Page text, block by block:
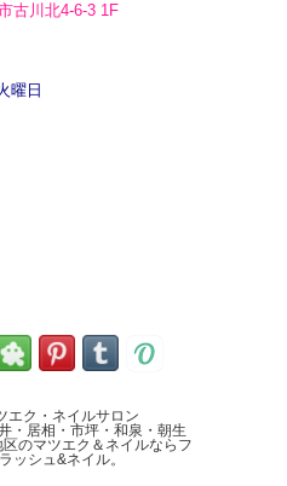
古川北4-6-3 1F
曜日
エク・ネイルサロン
・居相・市坪・和泉・朝生
のマツエク＆ネイルならフ
ッシュ&ネイル。